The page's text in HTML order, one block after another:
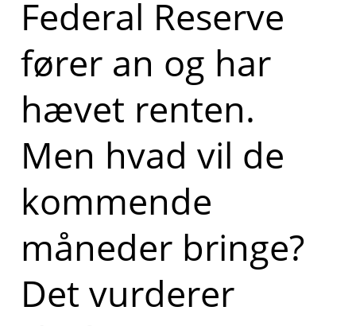
Federal Reserve
fører an og har
hævet renten.
Men hvad vil de
kommende
måneder bringe?
Det vurderer